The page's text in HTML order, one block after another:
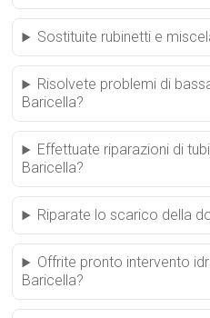
Sostituite rubinetti e
Risolvete problemi di
Baricella?
Effettuate riparazioni di
Baricella?
Riparate lo scarico della
Offrite pronto intervento
Baricella?